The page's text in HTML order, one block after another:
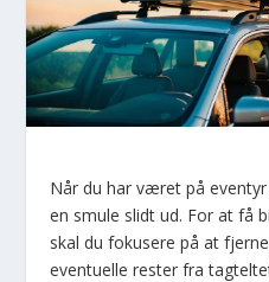
Når du har været på
en smule slidt ud. For at få
skal du fokusere på at
eventuelle rester fra